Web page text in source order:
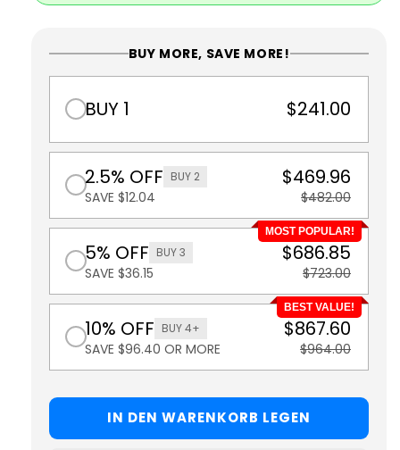
BUY MORE, SAVE MORE!
BUY 1 $241.00
2.5% OFF BUY 2
SAVE $12.04
$469.96
$482.00
MOST POPULAR!
5% OFF BUY 3
SAVE $36.15
$686.85
$723.00
BEST VALUE!
10% OFF BUY 4+
SAVE $96.40 OR MORE
$867.60
$964.00
IN DEN WARENKORB LEGEN